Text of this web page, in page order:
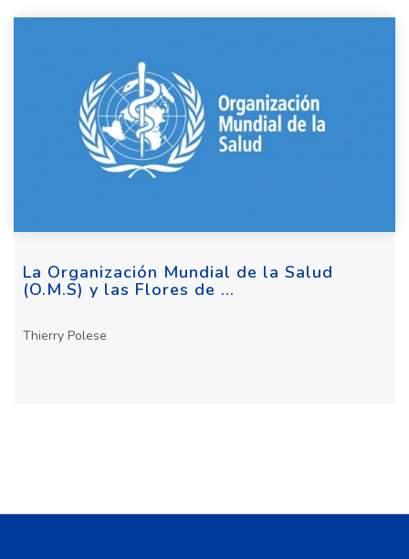
La Organización Mundial de la Salud
(O.M.S) y las Flores de ...
Thierry Polese